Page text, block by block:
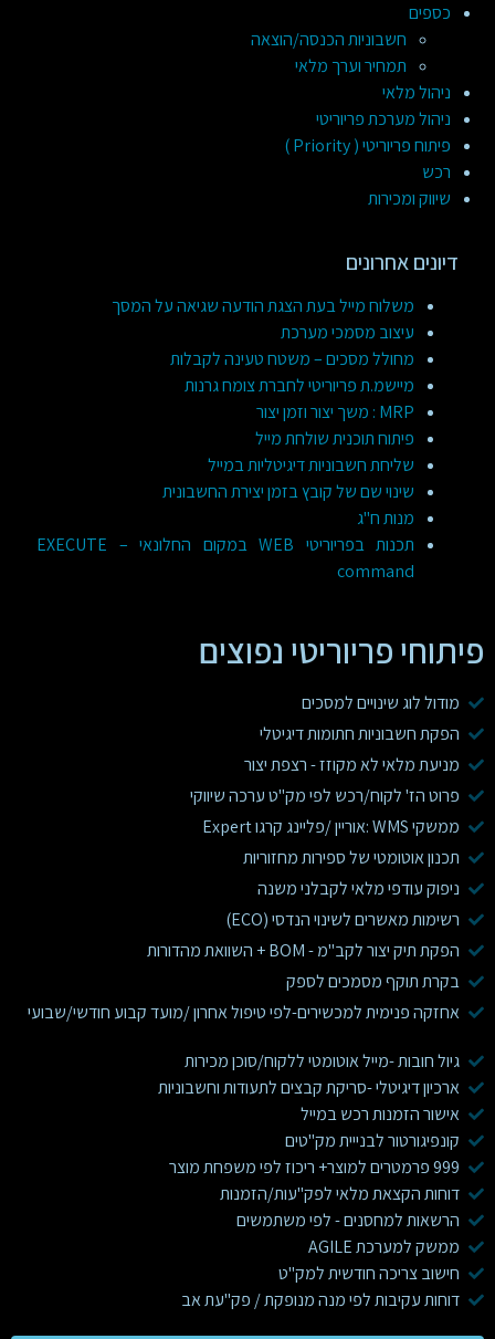
כספים
חשבוניות הכנסה/הוצאה
תמחיר וערך מלאי
ניהול מלאי
ניהול מערכת פריוריטי
פיתוח פריוריטי ( Priority )
רכש
שיווק ומכירות
דיונים אחרונים
משלוח מייל בעת הצגת הודעה שגיאה על המסך
עיצוב מסמכי מערכת
מחולל מסכים – משטח טעינה לקבלות
מיישמ.ת פריוריטי לחברת צומח גרנות
MRP : משך יצור וזמן יצור
פיתוח תוכנית שולחת מייל
שליחת חשבוניות דיגיטליות במייל
שינוי שם של קובץ בזמן יצירת החשבונית
מנות ח"ג
תכנות בפריוריטי WEB במקום החלונאי – EXECUTE
command
פיתוחי פריוריטי נפוצים
מודול לוג שינויים למסכים
הפקת חשבוניות חתומות דיגיטלי
מניעת מלאי לא מקוזז - רצפת יצור
פרוט הז' לקוח/רכש לפי מק"ט ערכה שיווקי
ממשקי WMS :אוריין /פליינג קרגו Expert
תכנון אוטומטי של ספירות מחזוריות
ניפוק עודפי מלאי לקבלני משנה
רשימות מאשרים לשינוי הנדסי (ECO)
הפקת תיק יצור לקב"מ - BOM + השוואת מהדורות
בקרת תוקף מסמכים לספק
אחזקה פנימית למכשירים-לפי טיפול אחרון /מועד קבוע חודשי/שבועי
גיול חובות -מייל אוטומטי ללקוח/סוכן מכירות
ארכיון דיגיטלי -סריקת קבצים לתעודות וחשבוניות
אישור הזמנות רכש במייל
קונפיגורטור לבנייית מק"טים
999 פרמטרים למוצר+ ריכוז לפי משפחת מוצר
דוחות הקצאת מלאי לפק"עות/הזמנות
הרשאות למחסנים - לפי משתמשים
ממשק למערכת AGILE
חישוב צריכה חודשית למק"ט
דוחות עקיבות לפי מנה מנופקת / פק"עת אב